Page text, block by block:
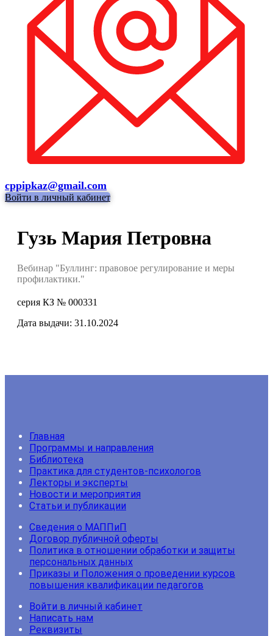
cppipkaz@gmail.com
Войти в личный кабинет
Гузь Мария Петровна
Вебинар "Буллинг: правовое регулирование и меры
профилактики."
серия КЗ № 000331
Дата выдачи: 31.10.2024
Главная
Программы и направления
Библиотека
Практика для студентов-психологов
Лекторы и эксперты
Новости и мероприятия
Статьи и публикации
Сведения о МАППиП
Договор публичной оферты
Политика в отношении обработки и защиты
персональных данных
Приказы и Положения о проведении курсов
повышения квалификации педагогов
Войти в личный кабинет
Написать нам
Реквизиты